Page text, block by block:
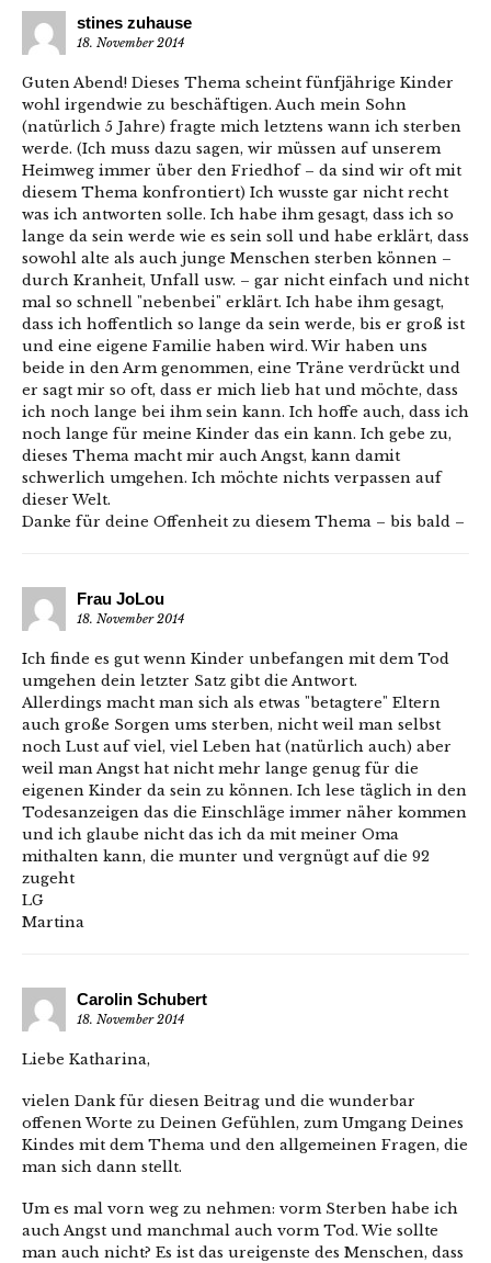
stines zuhause
18. November 2014
Guten Abend! Dieses Thema scheint fünfjährige Kinder
wohl irgendwie zu beschäftigen. Auch mein Sohn
(natürlich 5 Jahre) fragte mich letztens wann ich sterben
werde. (Ich muss dazu sagen, wir müssen auf unserem
Heimweg immer über den Friedhof – da sind wir oft mit
diesem Thema konfrontiert) Ich wusste gar nicht recht
was ich antworten solle. Ich habe ihm gesagt, dass ich so
lange da sein werde wie es sein soll und habe erklärt, dass
sowohl alte als auch junge Menschen sterben können –
durch Kranheit, Unfall usw. – gar nicht einfach und nicht
mal so schnell "nebenbei" erklärt. Ich habe ihm gesagt,
dass ich hoffentlich so lange da sein werde, bis er groß ist
und eine eigene Familie haben wird. Wir haben uns
beide in den Arm genommen, eine Träne verdrückt und
er sagt mir so oft, dass er mich lieb hat und möchte, dass
ich noch lange bei ihm sein kann. Ich hoffe auch, dass ich
noch lange für meine Kinder das ein kann. Ich gebe zu,
dieses Thema macht mir auch Angst, kann damit
schwerlich umgehen. Ich möchte nichts verpassen auf
dieser Welt.
Danke für deine Offenheit zu diesem Thema – bis bald –
Frau JoLou
18. November 2014
Ich finde es gut wenn Kinder unbefangen mit dem Tod
umgehen dein letzter Satz gibt die Antwort.
Allerdings macht man sich als etwas "betagtere" Eltern
auch große Sorgen ums sterben, nicht weil man selbst
noch Lust auf viel, viel Leben hat (natürlich auch) aber
weil man Angst hat nicht mehr lange genug für die
eigenen Kinder da sein zu können. Ich lese täglich in den
Todesanzeigen das die Einschläge immer näher kommen
und ich glaube nicht das ich da mit meiner Oma
mithalten kann, die munter und vergnügt auf die 92
zugeht
LG
Martina
Carolin Schubert
18. November 2014
Liebe Katharina,
vielen Dank für diesen Beitrag und die wunderbar
offenen Worte zu Deinen Gefühlen, zum Umgang Deines
Kindes mit dem Thema und den allgemeinen Fragen, die
man sich dann stellt.
Um es mal vorn weg zu nehmen: vorm Sterben habe ich
auch Angst und manchmal auch vorm Tod. Wie sollte
man auch nicht? Es ist das ureigenste des Menschen, dass